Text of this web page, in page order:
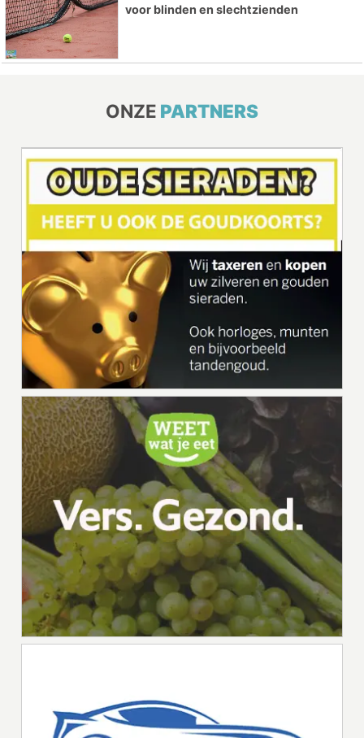
voor blinden en slechtzienden
ONZE PARTNERS